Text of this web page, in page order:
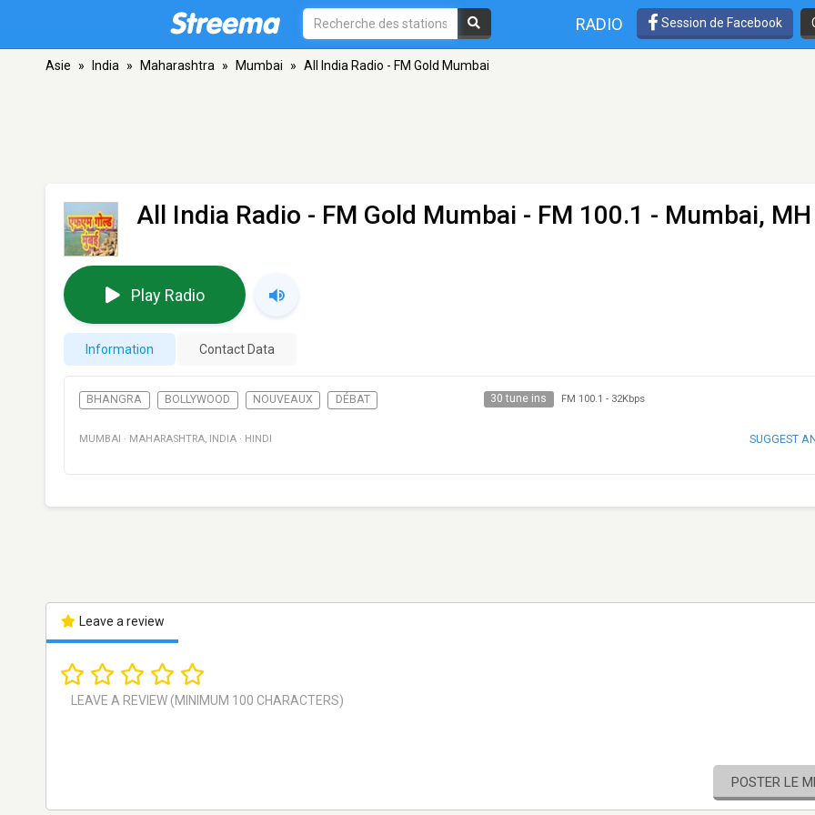
RADIO Session de Facebook
Asie » India » Maharashtra » Mumbai » All India Radio - FM Gold Mumbai
All India Radio - FM Gold Mumbai - FM 100.1 - Mumbai, MH
Play Radio
Information Contact Data
BHANGRA BOLLYWOOD NOUVEAUX DÉBAT 30 tune ins FM 100.1 - 32Kbps
MUMBAI · MAHARASHTRA, INDIA · HINDI SUGGEST
Leave a review
POSTER LE